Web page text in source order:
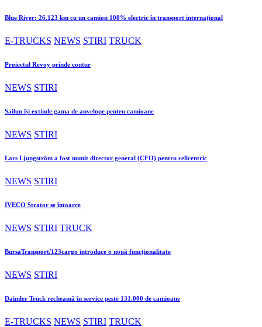
Blue River: 26.123 km cu un camion 100% electric în transport internațional
E-TRUCKS NEWS STIRI TRUCK
Proiectul Revoy prinde contur
NEWS STIRI
Sailun își extinde gama de anvelope pentru camioane
NEWS STIRI
Lars Ljungström a fost numit director general (CFO) pentru cellcentric
NEWS STIRI
IVECO Strator se întoarce
NEWS STIRI TRUCK
BursaTransport/123cargo introduce o nouă funcționalitate
NEWS STIRI
Daimler Truck recheamă în service peste 131.000 de camioane
E-TRUCKS NEWS STIRI TRUCK